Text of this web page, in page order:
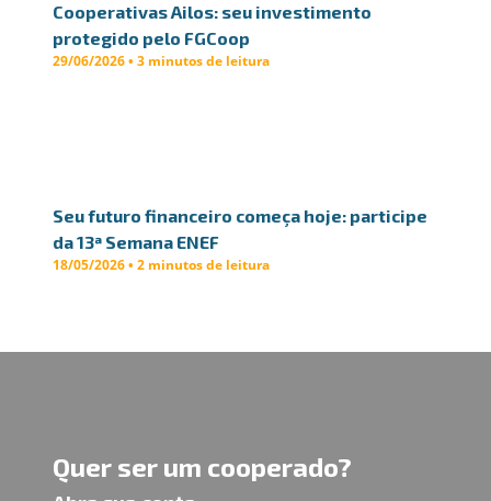
Cooperativas Ailos: seu investimento
protegido pelo FGCoop
29/06/2026 • 3 minutos de leitura
Seu futuro financeiro começa hoje: participe
da 13ª Semana ENEF
18/05/2026 • 2 minutos de leitura
Quer ser um cooperado?